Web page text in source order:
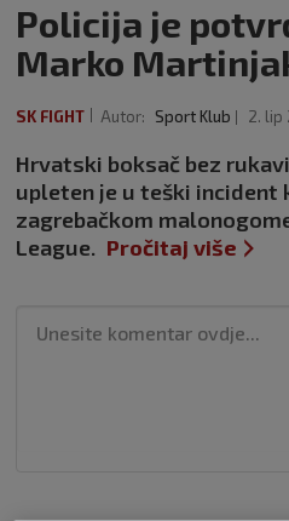
Policija je
Marko
SK FIGHT Autor: Sport Klub 2. lip
Hrvatski boksač bez
upleten je u teški incident
zagrebačkom
League. Pročitaj više